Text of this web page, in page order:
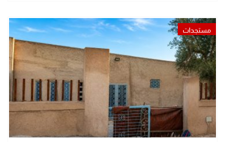
مستجدات